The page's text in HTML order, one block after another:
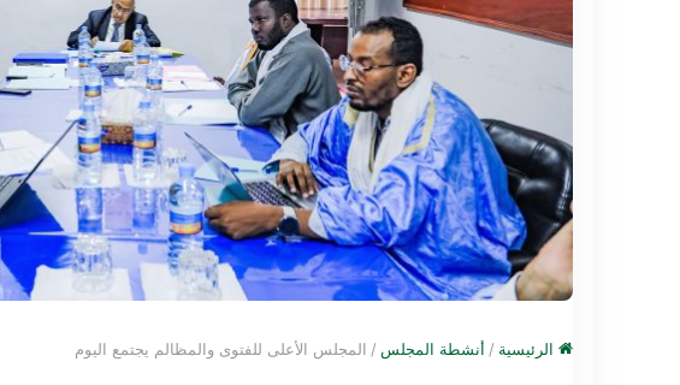
الرئيسية / أنشطة المجلس / المجلس الأعلى للفتوى والمظالم يجتمع اليوم